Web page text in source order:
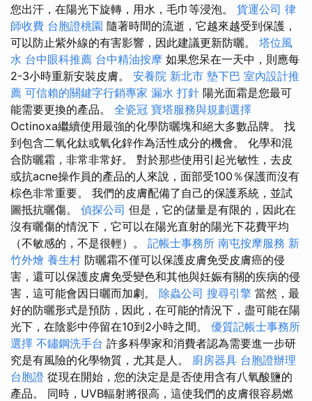
您出汗，在陽光下旋轉，用水，毛巾等浸泡。 貨運公司 律
師收費 台胞證桃園 隨著時間的流逝，它越來越受到保護，
可以防止紫外線的有害影響，因此建議更新防曬。 塔位風
水 台中眼科推薦 台中精油按摩 如果您呆在一天中，則應每
2-3小時重新安裝皮膚。 安養院 新北市 墊下巴 室內設計推
薦 可信賴的關鍵字行銷專家 漏水 打針 陽光面霜是您最可
能需要更換的產品。 全瓷冠 寶塔服務與規劃選擇
Octinoxa繼續使用最強的化學防曬塊和絕大多數品牌。 找
到包含二氧化鈦或氧化鋅作為活性成分的機會。 化學和混
合防曬霜，非常非常好。 對於那些使用引起光敏性，去皮
或抗acne操作員的產品的人來說，面部受100％保護而沒有
棕色非常重要。 我們的皮膚配備了自己的保護系統，並試
圖抵抗曬傷。 偵探公司 但是，它的儲量是有限的，因此在
沒有曬傷的情況下，它可以在陽光直射的陽光下花費平均
（不敏感的，不是很輕）。 記帳士事務所 南屯按摩服務 新
竹外燴 養生村 防曬霜不僅可以保護皮膚免受皮膚癌的侵
害，還可以保護皮膚免受變色和其他與妊娠有關的疾病的侵
害，這可能會因日曬而加劇。 除蟲公司 搜尋引擎 當然，最
好的防曬形式是預防，因此，在可能的情況下，盡可能在陽
光下，在陰影中停留在10到2小時之間。 優質記帳士事務所
選擇 不鏽鋼洗手台 許多科學家和消費者認為需要進一步研
究是有風險的化學物質，尤其是人。 廚房器具 台胞證辦理
台胞證 從現在開始，您的決定是是否使用含有八氧酸鹽的
產品。 同時，UVB輻射將很高，這使我們的皮膚很容易燃